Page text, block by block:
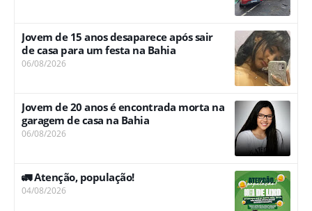
Jovem de 15 anos desaparece após sair
de casa para um festa na Bahia
06/08/2026
Jovem de 20 anos é encontrada morta na
garagem de casa na Bahia
06/08/2026
🚛 Atenção, população!
04/08/2026